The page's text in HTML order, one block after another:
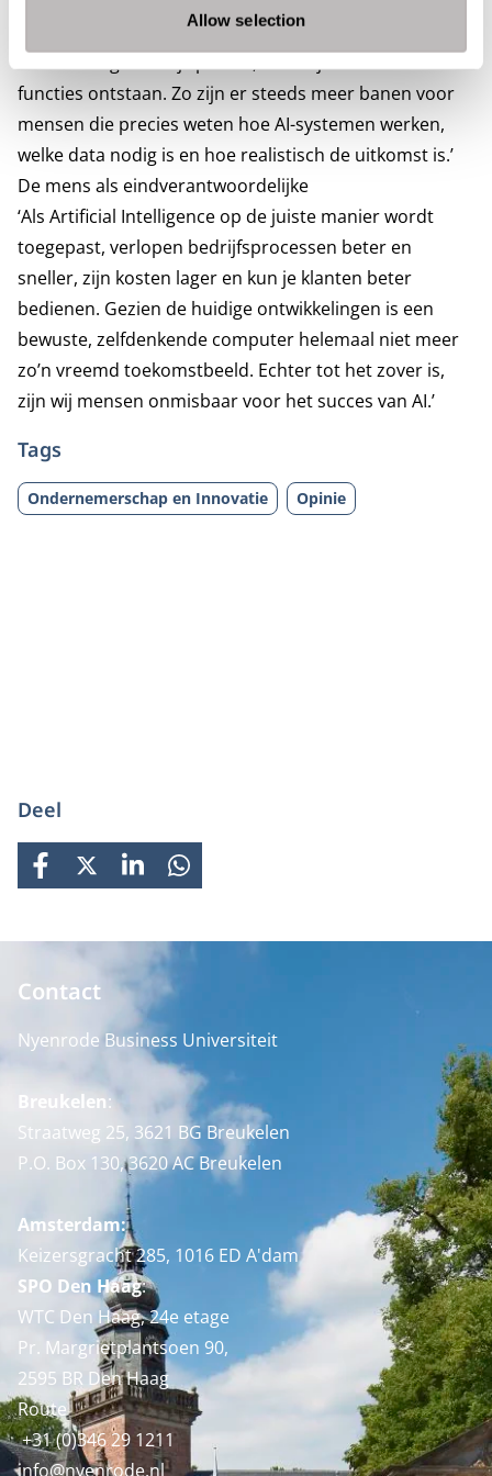
Allow selection
administratieve banen die eraan moeten geloven. Het
functies ontstaan. Zo zijn er steeds meer banen voor
mensen die precies weten hoe AI-systemen werken,
welke data nodig is en hoe realistisch de uitkomst is.’
De mens als eindverantwoordelijke
‘Als Artificial Intelligence op de juiste manier wordt
toegepast, verlopen bedrijfsprocessen beter en
sneller, zijn kosten lager en kun je klanten beter
bedienen. Gezien de huidige ontwikkelingen is een
bewuste, zelfdenkende computer helemaal niet meer
zo’n vreemd toekomstbeeld. Echter tot het zover is,
zijn wij mensen onmisbaar voor het succes van AI.’
Tags
Ondernemerschap en Innovatie Opinie
Deel
FACEBOOK
X LINKEDINWHATSAPP
Contact
Nyenrode Business Universiteit
Breukelen:
Straatweg 25, 3621 BG Breukelen
P.O. Box 130, 3620 AC Breukelen
Amsterdam:
Keizersgracht 285, 1016 ED A'dam
SPO Den Haag:
WTC Den Haag, 24e etage
Pr. Margrietplantsoen 90,
2595 BR Den Haag
Route
+31 (0)346 29 1211
info@nyenrode.nl